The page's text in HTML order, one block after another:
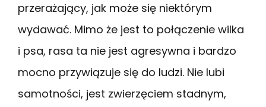
przerażający, jak może się niektórym
wydawać. Mimo że jest to połączenie wilka
i psa, rasa ta nie jest agresywna i bardzo
mocno przywiązuje się do ludzi. Nie lubi
samotności, jest zwierzęciem stadnym,